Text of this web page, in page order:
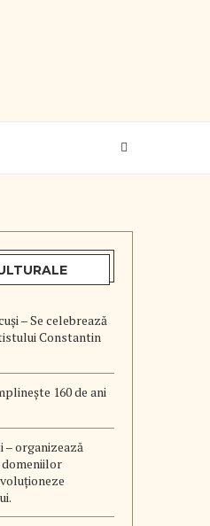
– Se celebrează
Constantin
160 de ani
– organizează